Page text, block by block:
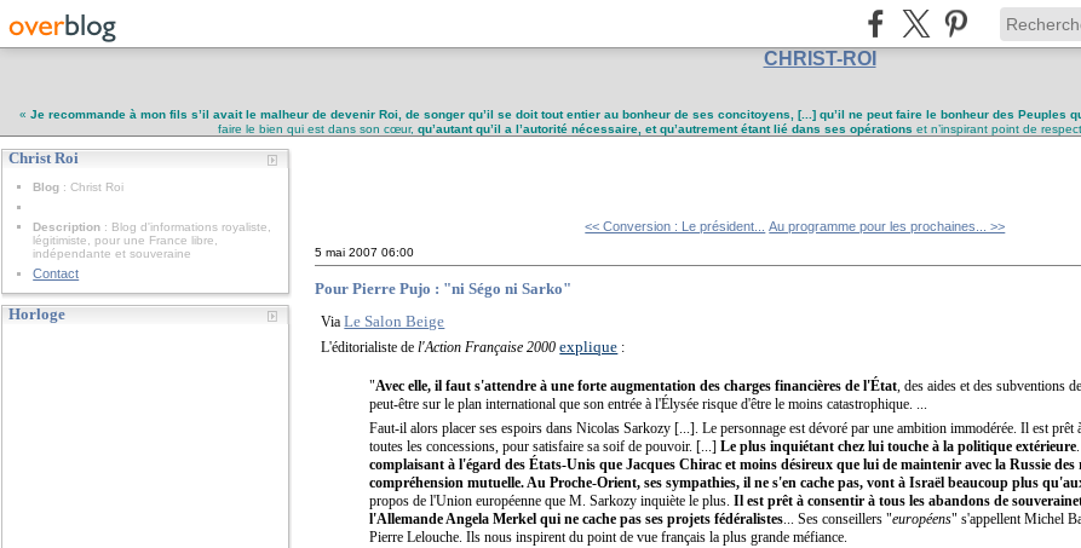
CHRIST-ROI
« Je recommande à mon fils s’il avait le malheur de devenir Roi, de songer qu’il se doit tout entier au bonheur de ses concitoyens, [...] qu’il ne peut faire le bonheur des Peuples
faire le bien qui est dans son cœur, qu’autant qu’il a l’autorité nécessaire, et qu’autrement étant lié dans ses opérations et n’inspirant point de
Christ Roi
Blog : Christ Roi
Description : Blog d'informations royaliste,
légitimiste, pour une France libre,
indépendante et souveraine
Contact
Horloge
<< Conversion : Le président... Au programme pour les prochaines... >>
5 mai 2007 06:00
Pour Pierre Pujo : "ni Ségo ni Sarko"
ViaLe Salon Beige
L'éditorialiste del'Action Française 2000 explique :
"Avec elle, il faut s'attendre à une forte augmentation des charges financières de l'État , des aides et des subventions
peut-être sur le plan international que son entrée à l'Élysée risque d'être le moins catastrophique. ...
Faut-il alors placer ses espoirs dans Nicolas Sarkozy [...]. Le personnage est dévoré par une ambition immodérée. Il est prêt
toutes les concessions, pour satisfaire sa soif de pouvoir. [...]Le plus inquiétant chez lui touche à la politique extérieure
complaisant à l'égard des États-Unis que Jacques Chirac et moins désireux que lui de maintenir avec la Russie des
compréhension mutuelle. Au Proche-Orient, ses sympathies, il ne s'en cache pas, vont à Israël beaucoup plus
propos de l'Union européenne que M. Sarkozy inquiète le plus.Il est prêt à consentir à tous les abandons de
l'Allemande Angela Merkel qui ne cache pas ses projets fédéralistes ... Ses conseillers "européens" s'appellent Michel
Pierre Lelouche. Ils nous inspirent du point de vue français la plus grande méfiance.